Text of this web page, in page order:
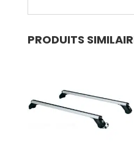
PRODUITS